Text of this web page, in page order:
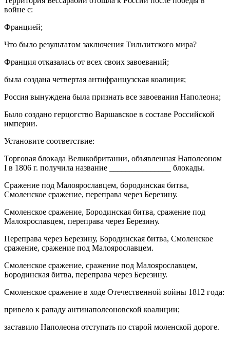
войне с:
Францией;
Что было результатом заключения Тильзитского мира?
Франция отказалась от всех своих завоеваний;
была создана четвертая антифранцузская коалиция;
Россия вынуждена была признать все завоевания Наполеона;
Было создано герцогство Варшавское в составе Российской
империи.
Установите соответствие:
Торговая блокада Великобритании, объявленная Наполеоном
I в 1806 г. получила название _______________ блокады.
Сражение под Малоярославцем, бородинская битва,
Смоленское сражение, переправа через Березину.
Смоленское сражение, Бородинская битва, сражение под
Малоярославцем, переправа через Березину.
Переправа через Березину, Бородинская битва, Смоленское
сражение, сражение под Малоярославцем.
Смоленское сражение, сражение под Малоярославцем,
Бородинская битва, переправа через Березину.
Смоленское сражение в ходе Отечественной войны 1812 года:
привело к рападу антинаполеоновской коалиции;
заставило Наполеона отступать по старой моленской дороге.